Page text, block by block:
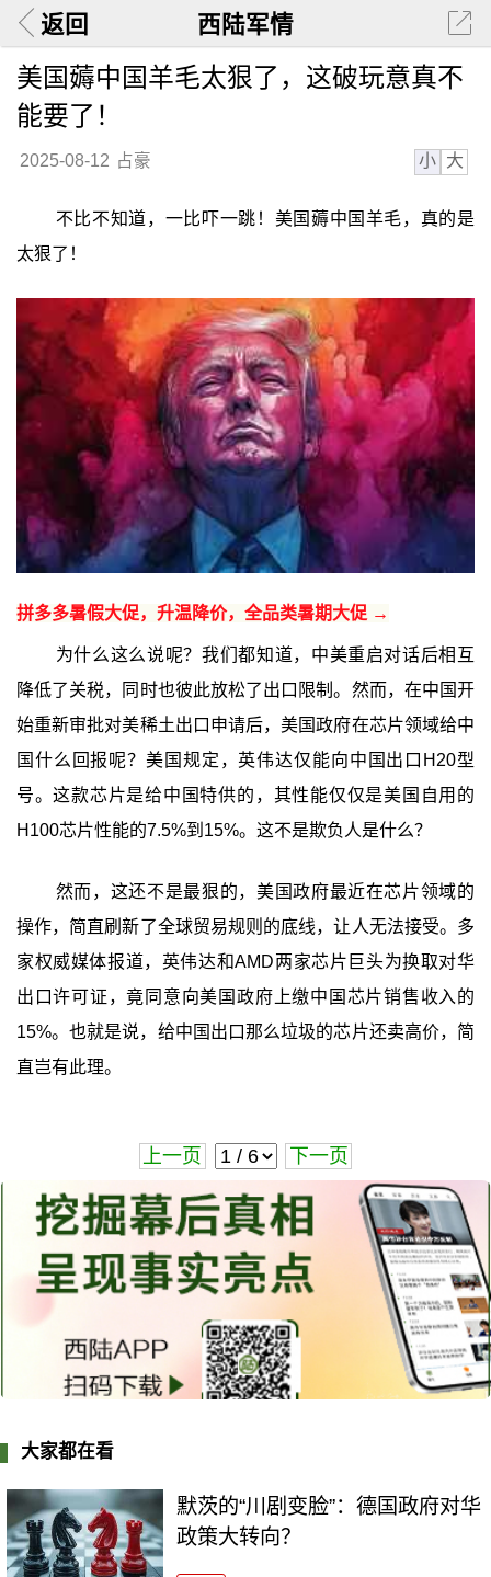
返回 西陆军情
美国薅中国羊毛太狠了，这破玩意真不
能要了！
2025-08-12 占豪 小 大
不比不知道，一比吓一跳！美国薅中国羊毛，真的是
太狠了！
拼多多暑假大促，升温降价，全品类暑期大促 →
为什么这么说呢？我们都知道，中美重启对话后相互
降低了关税，同时也彼此放松了出口限制。然而，在中国开
始重新审批对美稀土出口申请后，美国政府在芯片领域给中
国什么回报呢？美国规定，英伟达仅能向中国出口H20型
号。这款芯片是给中国特供的，其性能仅仅是美国自用的
H100芯片性能的7.5%到15%。这不是欺负人是什么？
然而，这还不是最狠的，美国政府最近在芯片领域的
操作，简直刷新了全球贸易规则的底线，让人无法接受。多
家权威媒体报道，英伟达和AMD两家芯片巨头为换取对华
出口许可证，竟同意向美国政府上缴中国芯片销售收入的
15%。也就是说，给中国出口那么垃圾的芯片还卖高价，简
直岂有此理。
上一页 下一页
大家都在看
默茨的“川剧变脸”：德国政府对华
政策大转向？